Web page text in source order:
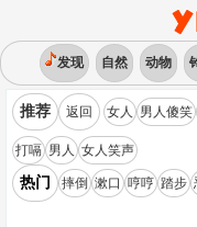
发现 自然 动物
推荐 返回 女人 男人傻笑
打嗝 男人 女人笑声
热门 摔倒 漱口 哼哼 踏步